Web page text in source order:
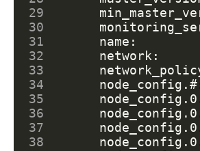
29
30
31
32
33
34
35
36
37
38